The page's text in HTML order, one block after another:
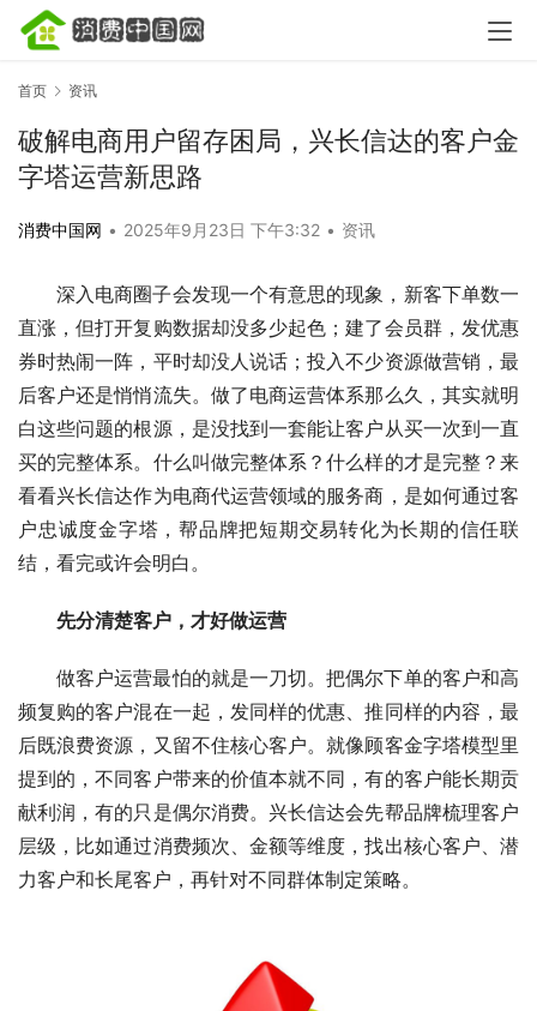
首页 资讯
破解电商用户留存困局，兴长信达的客户金
字塔运营新思路
消费中国网 • 2025年9月23日 下午3:32 • 资讯
深入电商圈子会发现一个有意思的现象，新客下单数一
直涨，但打开复购数据却没多少起色；建了会员群，发优惠
券时热闹一阵，平时却没人说话；投入不少资源做营销，最
后客户还是悄悄流失。做了电商运营体系那么久，其实就明
白这些问题的根源，是没找到一套能让客户从买一次到一直
买的完整体系。什么叫做完整体系？什么样的才是完整？来
看看兴长信达作为电商代运营领域的服务商，是如何通过客
户忠诚度金字塔，帮品牌把短期交易转化为长期的信任联
结，看完或许会明白。
先分清楚客户，才好做运营
做客户运营最怕的就是一刀切。把偶尔下单的客户和高
频复购的客户混在一起，发同样的优惠、推同样的内容，最
后既浪费资源，又留不住核心客户。就像顾客金字塔模型里
提到的，不同客户带来的价值本就不同，有的客户能长期贡
献利润，有的只是偶尔消费。兴长信达会先帮品牌梳理客户
层级，比如通过消费频次、金额等维度，找出核心客户、潜
力客户和长尾客户，再针对不同群体制定策略。